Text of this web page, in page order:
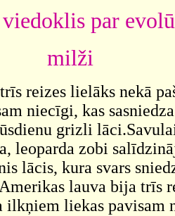
par
milži
reizes lielāks nekā
niecīgi, kas
grizli
leoparda zobi
lācis, kura svars
lauva bija trīs
liekas pavisam